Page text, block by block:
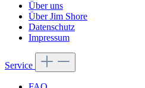
Über uns
Über Jim Shore
Datenschutz
Impressum
Service